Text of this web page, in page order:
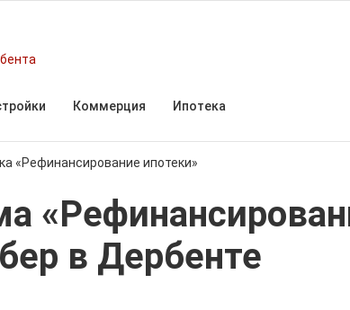
Коммерция Ипотека
«Рефинансирование ипотеки»
в Дербенте